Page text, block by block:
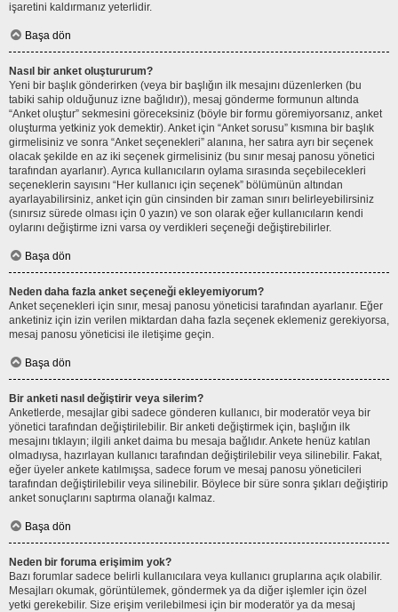
işaretini kaldırmanız yeterlidir.
Başa dön
Nasıl bir anket oluştururum?
Yeni bir başlık gönderirken (veya bir başlığın ilk mesajını düzenlerken (bu
tabiki sahip olduğunuz izne bağlıdır)), mesaj gönderme formunun altında
“Anket oluştur” sekmesini göreceksiniz (böyle bir formu göremiyorsanız, anket
oluşturma yetkiniz yok demektir). Anket için “Anket sorusu” kısmına bir başlık
girmelisiniz ve sonra “Anket seçenekleri” alanına, her satıra ayrı bir seçenek
olacak şekilde en az iki seçenek girmelisiniz (bu sınır mesaj panosu yönetici
tarafından ayarlanır). Ayrıca kullanıcıların oylama sırasında seçebilecekleri
seçeneklerin sayısını “Her kullanıcı için seçenek” bölümünün altından
ayarlayabilirsiniz, anket için gün cinsinden bir zaman sınırı belirleyebilirsiniz
(sınırsız sürede olması için 0 yazın) ve son olarak eğer kullanıcıların kendi
oylarını değiştirme izni varsa oy verdikleri seçeneği değiştirebilirler.
Başa dön
Neden daha fazla anket seçeneği ekleyemiyorum?
Anket seçenekleri için sınır, mesaj panosu yöneticisi tarafından ayarlanır. Eğer
anketiniz için izin verilen miktardan daha fazla seçenek eklemeniz gerekiyorsa,
mesaj panosu yöneticisi ile iletişime geçin.
Başa dön
Bir anketi nasıl değiştirir veya silerim?
Anketlerde, mesajlar gibi sadece gönderen kullanıcı, bir moderatör veya bir
yönetici tarafından değiştirilebilir. Bir anketi değiştirmek için, başlığın ilk
mesajını tıklayın; ilgili anket daima bu mesaja bağlıdır. Ankete henüz katılan
olmadıysa, hazırlayan kullanıcı tarafından değiştirilebilir veya silinebilir. Fakat,
eğer üyeler ankete katılmışsa, sadece forum ve mesaj panosu yöneticileri
tarafından değiştirilebilir veya silinebilir. Böylece bir süre sonra şıkları değiştirip
anket sonuçlarını saptırma olanağı kalmaz.
Başa dön
Neden bir foruma erişimim yok?
Bazı forumlar sadece belirli kullanıcılara veya kullanıcı gruplarına açık olabilir.
Mesajları okumak, görüntülemek, göndermek ya da diğer işlemler için özel
yetki gerekebilir. Size erişim verilebilmesi için bir moderatör ya da mesaj